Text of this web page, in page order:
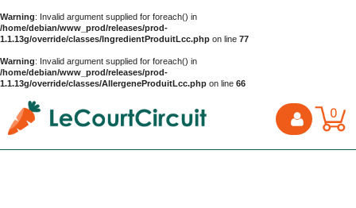
Warning: Invalid argument supplied for foreach() in
/home/debian/www_prod/releases/prod-
1.1.13g/override/classes/IngredientProduitLcc.php on line 77
Warning: Invalid argument supplied for foreach() in
/home/debian/www_prod/releases/prod-
1.1.13g/override/classes/AllergeneProduitLcc.php on line 66
0